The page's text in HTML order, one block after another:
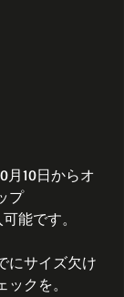
月10日からオ
プ
可能です。
にサイズ欠け
クを。